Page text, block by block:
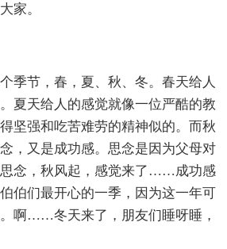
家。
季节，春，夏、秋、冬。春天给人
夏天给人的感觉就像一位严酷的教
坚强和吃苦难劳的精神似的。而秋
，又是成功感。思念是因为父母对
念，秋风起，感觉来了……成功感
伯们最开心的一季，因为这一年可
啊……冬天来了，朋友们睡呀睡，